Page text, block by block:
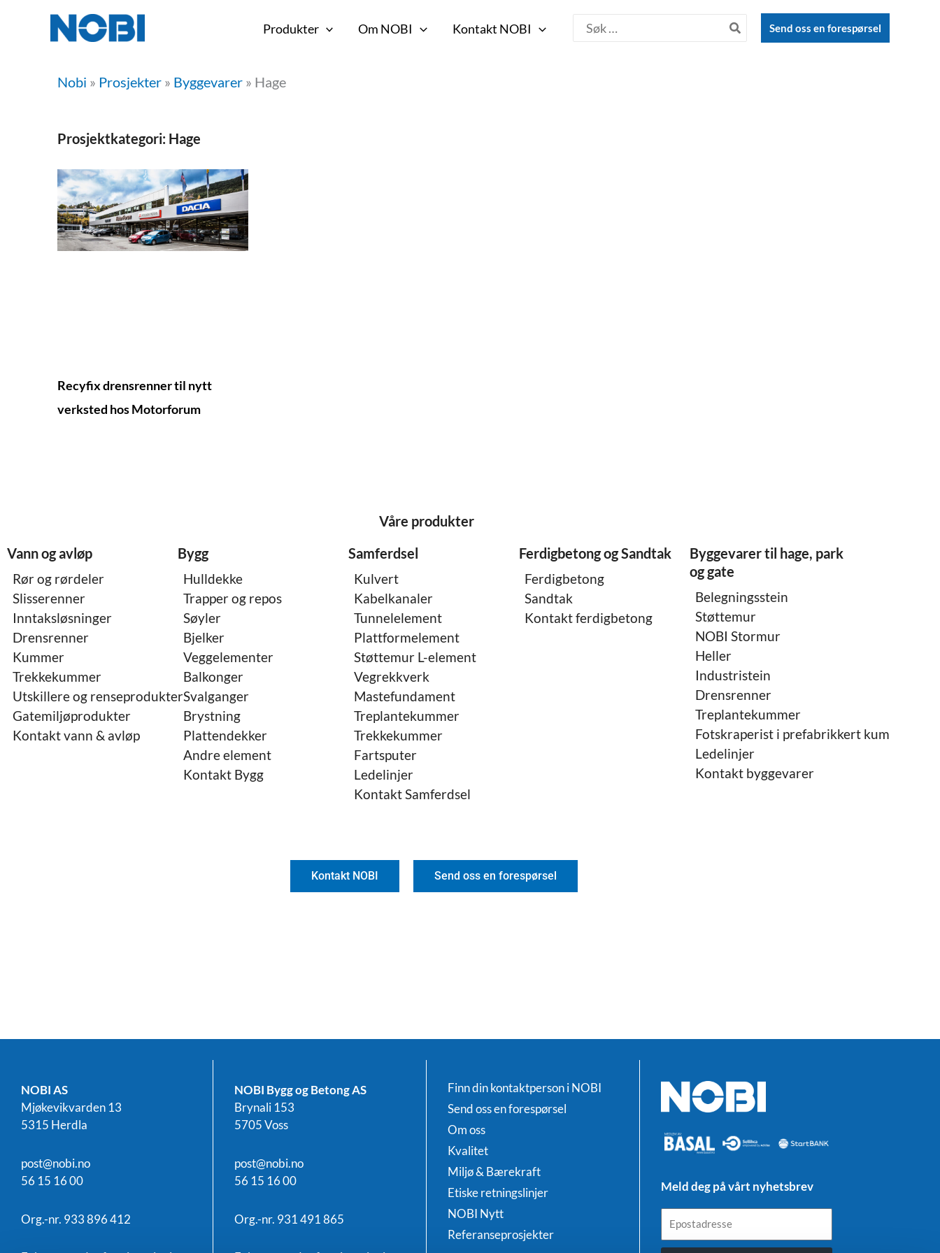
Produkter Om NOBI Kontakt NOBI
Search
for:
Send oss en forespørsel
Nobi » Prosjekter » Byggevarer » Hage
Prosjektkategori: Hage
Recyfix drensrenner til nytt
verksted hos Motorforum
Våre produkter
Vann og avløp
Rør og rørdeler
Slisserenner
Inntaksløsninger
Drensrenner
Kummer
Trekkekummer
Utskillere og renseprodukter
Gatemiljøprodukter
Kontakt vann & avløp
Bygg
Hulldekke
Trapper og repos
Søyler
Bjelker
Veggelementer
Balkonger
Svalganger
Brystning
Plattendekker
Andre element
Kontakt Bygg
Samferdsel
Kulvert
Kabelkanaler
Tunnelelement
Plattformelement
Støttemur L-element
Vegrekkverk
Mastefundament
Treplantekummer
Trekkekummer
Fartsputer
Ledelinjer
Kontakt Samferdsel
Ferdigbetong og Sandtak
Ferdigbetong
Sandtak
Kontakt ferdigbetong
Byggevarer til hage, park
og gate
Belegningsstein
Støttemur
NOBI Stormur
Heller
Industristein
Drensrenner
Treplantekummer
Fotskraperist i prefabrikkert kum
Ledelinjer
Kontakt byggevarer
Kontakt NOBI Send oss en forespørsel
NOBI AS
Mjøkevikvarden 13
5315 Herdla
post@nobi.no
56 15 16 00
Org.-nr. 933 896 412
NOBI Bygg og Betong AS
Brynali 153
5705 Voss
post@nobi.no
56 15 16 00
Org.-nr. 931 491 865
Finn din kontaktperson i NOBI
Send oss en forespørsel
Om oss
Kvalitet
Miljø & Bærekraft
Etiske retningslinjer
NOBI Nytt
Referanseprosjekter
Meld deg på vårt nyhetsbrev
Epostadresse